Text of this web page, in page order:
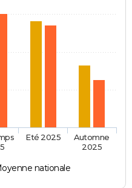
nationale
Eté 2025
Automne
2025